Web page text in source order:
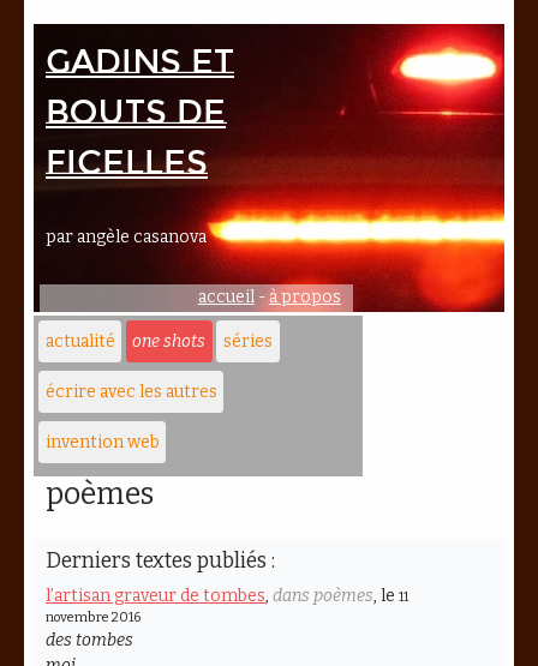
Gadins et
bouts de
ficelles
par angèle casanova
accueil-à propos
actualité one shots séries
écrire avec les autres
invention web
poèmes
Derniers textes publiés :
l’artisan graveur de tombes, dans poèmes, le 11
novembre 2016
des tombes